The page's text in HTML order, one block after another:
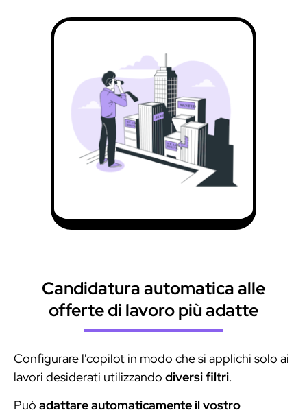
Candidatura automatica alle
offerte di lavoro più adatte
Configurare l'copilot in modo che si applichi solo ai
lavori desiderati utilizzando diversi filtri.
Può adattare automaticamente il vostro